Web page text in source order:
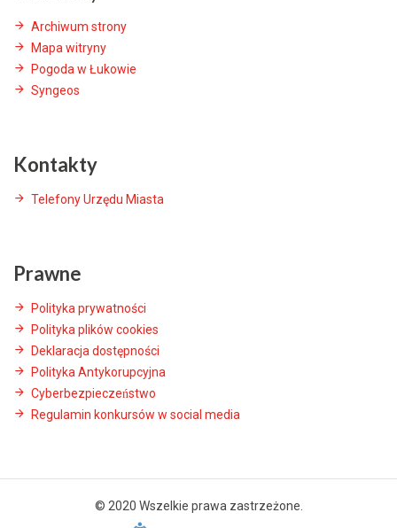
Archiwum strony
Mapa witryny
Pogoda w Łukowie
Syngeos
Kontakty
Telefony Urzędu Miasta
Prawne
Polityka prywatności
Polityka plików cookies
Deklaracja dostępności
Polityka Antykorupcyjna
Cyberbezpieczeństwo
Regulamin konkursów w social media
© 2020 Wszelkie prawa zastrzeżone.